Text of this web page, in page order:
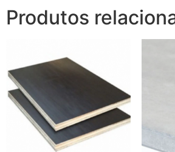
Produtos